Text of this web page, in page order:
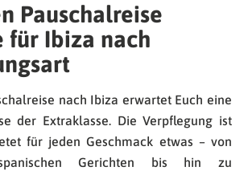
Pauschalreise
für Ibiza nach
nach Ibiza erwartet Euch eine
der Extraklasse. Die Verpflegung ist
für jeden Geschmack etwas – von
Gerichten bis hin zu